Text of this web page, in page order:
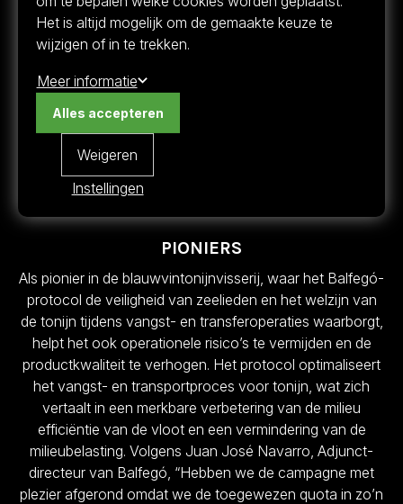
baanbrekende praktijken die het welzijn van dieren
en de veiligheid van de schepen garanderen.
Dankzij dit protocol heeft de vloot van Balfegó,
schepen, opnieuw gericht op volwassen tonijnen,
waardoor een snel en effectief visserijcampagne
mogelijk was die slechts negen dagen duurde.
PIONIERS
Als pionier in de blauwvintonijnvisserij, waar het Balfegó-
protocol de veiligheid van zeelieden en het welzijn van
de tonijn tijdens vangst- en transferoperaties waarborgt,
helpt het ook operationele risico’s te vermijden en de
productkwaliteit te verhogen. Het protocol optimaliseert
het vangst- en transportproces voor tonijn, wat zich
vertaalt in een merkbare verbetering van de milieu
efficiëntie van de vloot en een vermindering van de
milieubelasting. Volgens Juan José Navarro, Adjunct-
directeur van Balfegó, “Hebben we de campagne met
plezier afgerond omdat we de toegewezen quota in zo’n
Het is altijd mogelijk om de gemaakte keuze te
wijzigen of in te trekken.
Meer informatie
Instellingen
Weigeren
Alles accepteren